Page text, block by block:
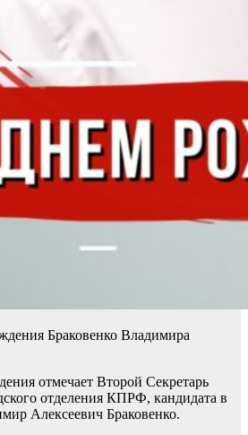
Браковенко Владимира
отмечает Второй Секретарь
отделения КПРФ, кандидата в
Алексеевич Браковенко.